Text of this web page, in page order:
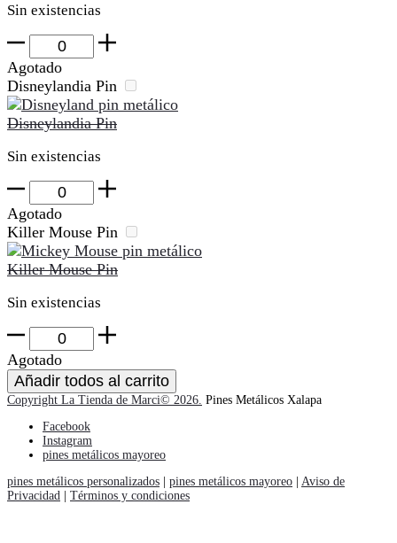
Sin existencias
Buzz
Pin
cantidad
Agotado
Disneylandia Pin
Disneylandia Pin
Sin existencias
Disneylandia
Pin
cantidad
Agotado
Killer Mouse Pin
Killer Mouse Pin
Sin existencias
Killer
Mouse
Pin
cantidad
Agotado
Añadir todos al carrito
Copyright La Tienda de Marci© 2026. Pines Metálicos Xalapa
Facebook
Instagram
pines metálicos mayoreo
pines metálicos personalizados
pines metálicos mayoreo
Aviso de
Privacidad
Términos y condiciones